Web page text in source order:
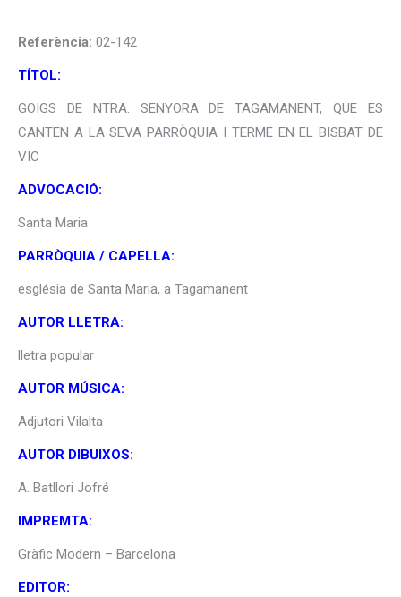
Referència: 02-142
TÍTOL:
GOIGS DE NTRA. SENYORA DE TAGAMANENT, QUE ES
CANTEN A LA SEVA PARRÒQUIA I TERME EN EL BISBAT DE
VIC
ADVOCACIÓ:
Santa Maria
PARRÒQUIA / CAPELLA:
església de Santa Maria, a Tagamanent
AUTOR LLETRA:
lletra popular
AUTOR MÚSICA:
Adjutori Vilalta
AUTOR DIBUIXOS:
A. Batllori Jofré
IMPREMTA:
Gràfic Modern – Barcelona
EDITOR: